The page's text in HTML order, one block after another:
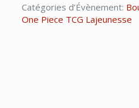
Catégories d’Évènement:
One Piece TCG Lajeunesse